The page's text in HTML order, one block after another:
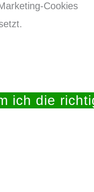
Cookies
ich die